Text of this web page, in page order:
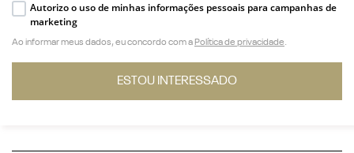
Autorizo o uso de minhas informações pessoais para campanhas de
marketing
Ao informar meus dados, eu concordo com a Política de privacidade.
ESTOU INTERESSADO